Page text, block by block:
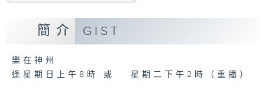
簡介 GIST
樂在神州
逢星期日上午8時 或 星期二下午2時（重播）